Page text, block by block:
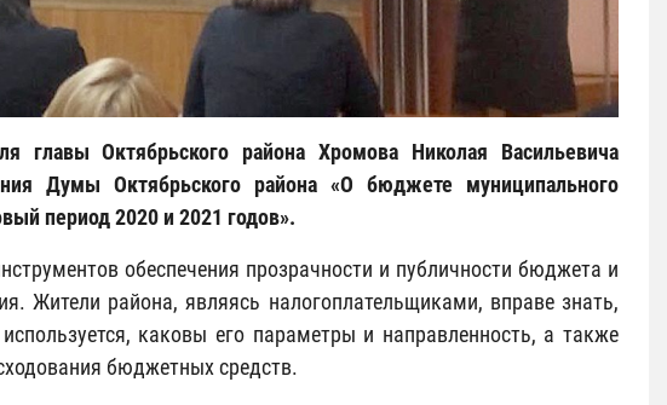
главы Октябрьского района Хромова Николая Васильевича
Думы Октябрьского района «О бюджете муниципального
период 2020 и 2021 годов».
обеспечения прозрачности и публичности бюджета и
Жители района, являясь налогоплательщиками, вправе знать,
каковы его параметры и направленность, а также
бюджетных средств.